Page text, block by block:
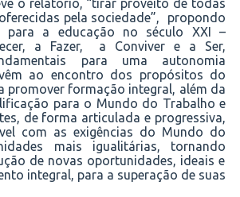
o relatório, “tirar proveito de todas
pela sociedade”, propondo
para a educação no século XXI –
a Fazer,
a Conviver e a Ser,
para uma autonomia
ao encontro dos propósitos do
promover formação integral, além da
para o Mundo do Trabalho e
de forma articulada e progressiva,
com as exigências do Mundo do
mais igualitárias, tornando
de novas oportunidades, ideais e
integral, para a superação de suas